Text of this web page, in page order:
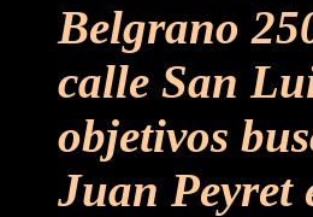
Belgrano
calle San
objetivos
Juan Peyret